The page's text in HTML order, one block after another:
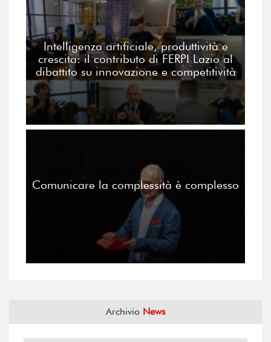
Intelligenza artificiale, produttività e
crescita: il contributo di FERPI Lazio al
dibattito su innovazione e competitività
Comunicare la complessità è complesso
Archivio News